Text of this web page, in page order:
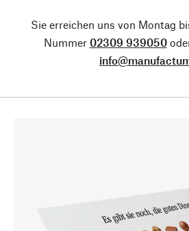
Sie erreichen uns von Montag
Nummer 02309 939050